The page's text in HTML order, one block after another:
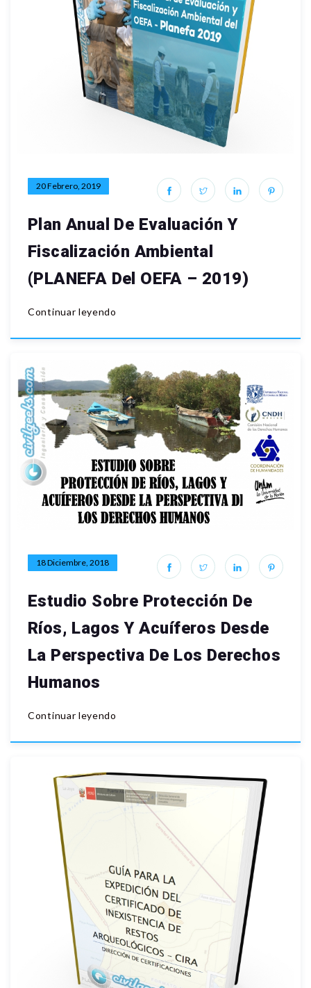
20 Febrero, 2019
Plan Anual De Evaluación Y
Fiscalización Ambiental
(PLANEFA Del OEFA – 2019)
Continuar leyendo
18 Diciembre, 2018
Estudio Sobre Protección De
Ríos, Lagos Y Acuíferos Desde
La Perspectiva De Los Derechos
Humanos
Continuar leyendo